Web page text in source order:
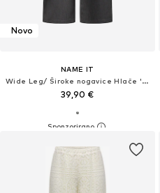
Novo
NAME IT
Wide Leg/ Široke nogavice Hlače 'NKFLULU'
39,90 €